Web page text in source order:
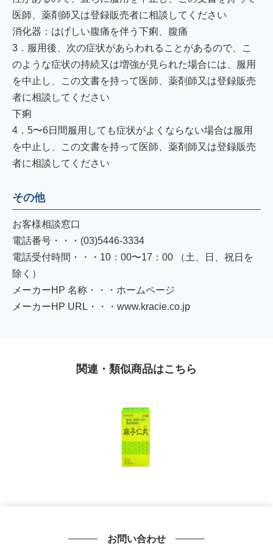
医師、薬剤師又は登録販売者に相談してください
消化器：はげしい腹痛を伴う下痢、腹痛
3．服用後、次の症状があらわれることがあるので、こ
のような症状の持続又は増強が見られた場合には、服用
を中止し、この文書を持って医師、薬剤師又は登録販売
者に相談してください
下痢
4．5〜6日間服用しても症状がよくならない場合は服用
を中止し、この文書を持って医師、薬剤師又は登録販売
者に相談してください
その他
お客様相談窓口
電話番号・・・(03)5446-3334
電話受付時間・・・10：00〜17：00 （土、日、祝日を
除く）
メーカーHP 名称・・・ホームページ
メーカーHP URL・・・www.kracie.co.jp
関連・類似商品はこちら
お問い合わせ